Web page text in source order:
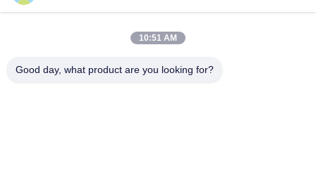
Haus
Treten Sie Mit Uns In
Fordern Sie Ein Zitat
10:51 AM
Good day, what product are you looking for?